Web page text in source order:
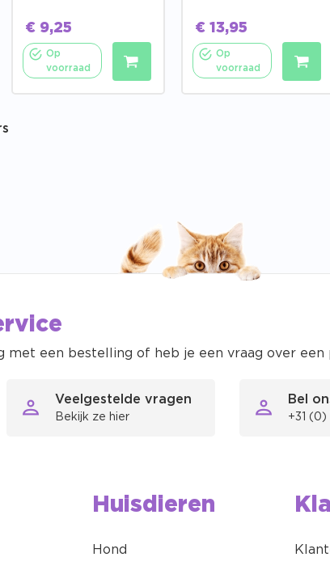
€9,25
Op
voorraad
€ 13,95
Op
voorraad
met een bestelling of heb je een vraag over
Veelgestelde vragen
Bekijk ze hier
Bel
+31 (0)
Huisdieren
Hond